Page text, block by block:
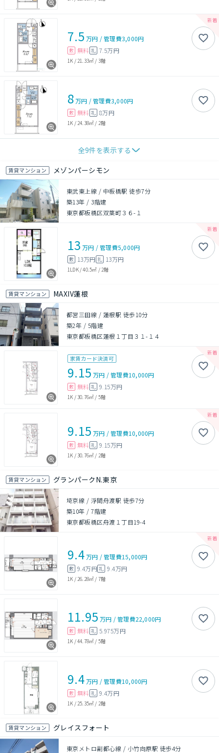
7.5 万円 /管理費3,000円
敷 無料 礼 7.5万円
1K / 21.33㎡ / 3階
8万円 /管理費3,000円
敷 無料 礼 8万円
1K / 24.38㎡ / 2階
全9件を表示する
賃貸マンション メゾンパーシモン
東武東上線 / 中板橋駅 徒歩7分
築13年 / 3階建
東京都板橋区双葉町３６-１
13 万円 /管理費5,000円
敷 13万円 礼 13万円
1LDK/40.5㎡ / 2階
賃貸マンション MAXIV蓮根
都営三田線 / 蓮根駅 徒歩10分
築2年 / 5階建
東京都板橋区蓮根１丁目３１-１４
家賃カード決済可
9.15 万円 /管理費10,000円
敷 無料 礼 9.15万円
1K /30.76㎡ / 5階
9.15 万円 /管理費10,000円
敷 無料 礼 9.15万円
1K /30.76㎡ / 2階
賃貸マンション グランパークN.東京
埼京線 / 浮間舟渡駅 徒歩7分
築10年 /7階建
東京都板橋区舟渡１丁目19-4
9.4万円 /管理費15,000円
敷 9.4万円礼 9.4万円
1K / 26.28㎡ / 7階
11.95 万円 /管理費22,000円
敷 無料 礼 5.975万円
1K /44.78㎡ / 5階
9.4万円 /管理費10,000円
敷 無料 礼 9.4万円
1K / 25.35㎡ / 2階
賃貸マンション グレイスフォート
東京メトロ副都心線 / 小竹向原駅 徒歩4分